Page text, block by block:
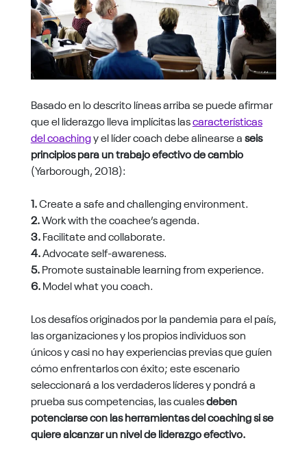
Basado en lo descrito líneas arriba se puede afirmar
que el liderazgo lleva implícitas lascaracterísticas
del coachingy el líder coach debe alinearse aseis
principios para un trabajo efectivo de cambio
(Yarborough, 2018):
1.Create a safe and challenging environment.
2.Work with the coachee’s agenda.
3.Facilitate and collaborate.
4.Advocate self-awareness.
5.Promote sustainable learning from experience.
6.Model what you coach.
Los desafíos originados por la pandemia para el país,
las organizaciones y los propios individuos son
únicos y casi no hay experiencias previas que guíen
cómo enfrentarlos con éxito; este escenario
seleccionará a los verdaderos líderes y pondrá a
prueba sus competencias, las cualesdeben
potenciarse con las herramientas del coaching si se
quiere alcanzar un nivel de liderazgo efectivo.